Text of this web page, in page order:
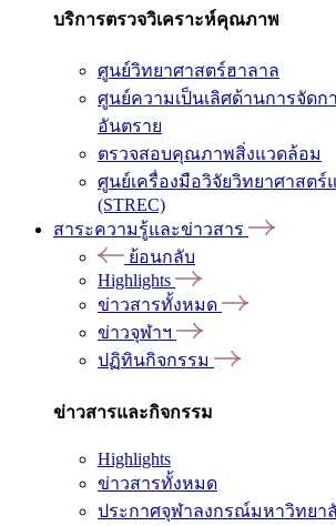
บริการตรวจวิเคราะห์คุณภาพ
ศูนย์วิทยาศาสตร์ฮาลาล
ศูนย์ความเป็นเลิศด้านการจัดก
อันตราย
ตรวจสอบคุณภาพสิ่งแวดล้อม
ศูนย์เครื่องมือวิจัยวิทยาศาสตร์
(STREC)
สาระความรู้และข่าวสาร
ย้อนกลับ
Highlights
ข่าวสารทั้งหมด
ข่าวจุฬาฯ
ปฏิทินกิจกรรม
ข่าวสารและกิจกรรม
Highlights
ข่าวสารทั้งหมด
ประกาศจุฬาลงกรณ์มหาวิทยา